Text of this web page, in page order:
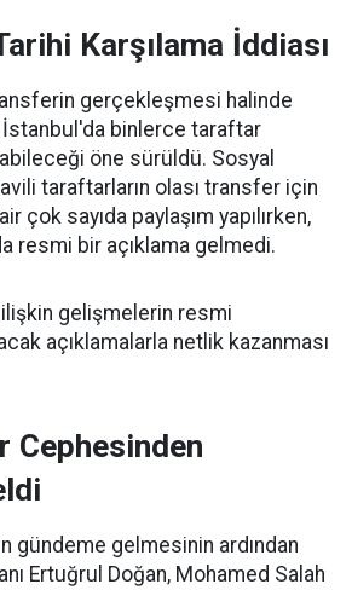
Karşılama İddiası
gerçekleşmesi halinde
İstanbul'da binlerce taraftar
öne sürüldü. Sosyal
taraftarların olası transfer için
çok sayıda paylaşım yapılırken,
resmi bir açıklama gelmedi.
gelişmelerin resmi
açıklamalarla netlik kazanması
Cephesinden
gündeme gelmesinin ardından
Ertuğrul Doğan, Mohamed Salah